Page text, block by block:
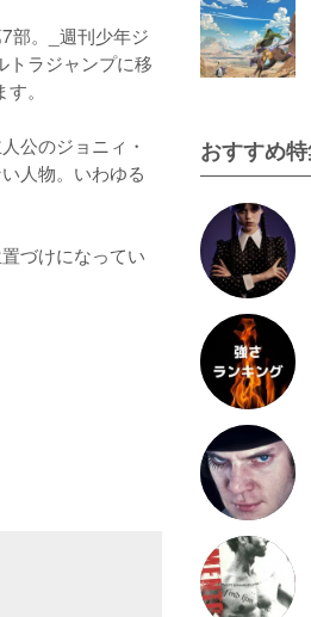
部。_週刊少年ジ
トラジャンプに移
。
公のジョニィ・
人物。いわゆる
づけになってい
おすすめ